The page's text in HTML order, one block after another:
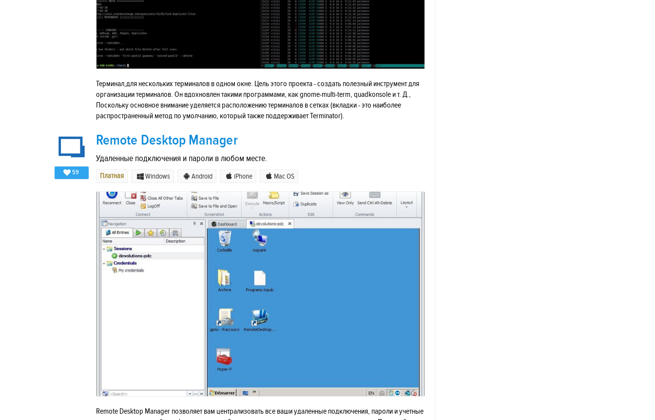
Терминал,для нескольких терминалов в одном окне. Цель этого проекта - создать полезный инструмент для
организации терминалов. Он вдохновлен такими программами, как gnome-multi-term, quadkonsole и т. Д.,
Поскольку основное внимание уделяется расположению терминалов в сетках (вкладки - это наиболее
распространенный метод по умолчанию, который также поддерживает Terminator).
59
Remote Desktop Manager
Удаленные подключения и пароли в любом месте.
Платная Windows Android iPhone Mac OS
Remote Desktop Manager позволяет вам централизовать все ваши удаленные подключения, пароли и учетные